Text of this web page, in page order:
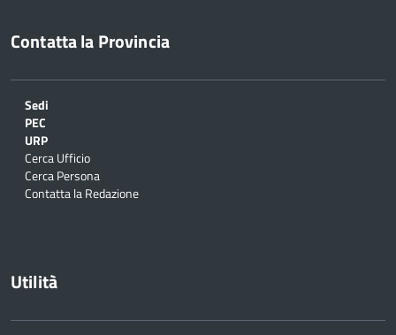
Contatta la Provincia
Sedi
PEC
URP
Cerca Ufficio
Cerca Persona
Contatta la Redazione
Utilità